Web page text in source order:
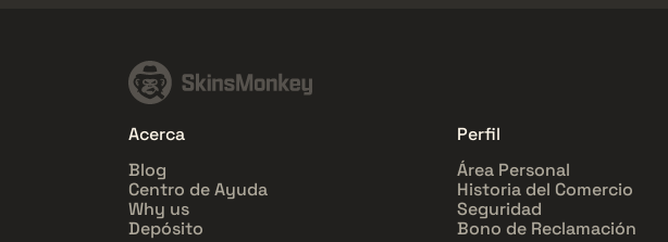
Acerca
Blog
Centro de Ayuda
Why us
Depósito
Perfil
Área Personal
Historia del Comercio
Seguridad
Bono de Reclamación